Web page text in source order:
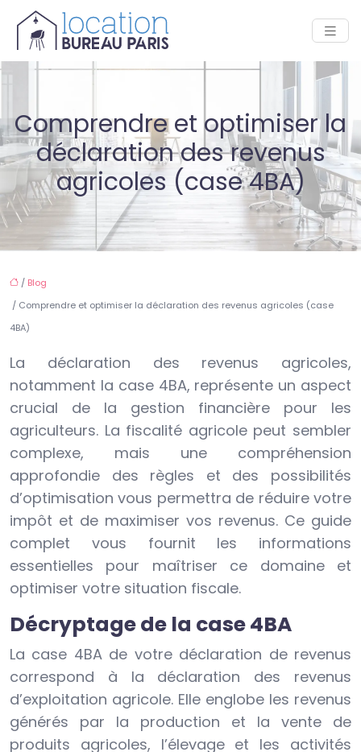
Comprendre et optimiser la
déclaration des revenus
agricoles (case 4BA)
/ Blog
/ Comprendre et optimiser la déclaration des revenus agricoles (case
4BA)
La déclaration des revenus agricoles,
notamment la case 4BA, représente un aspect
crucial de la gestion financière pour les
agriculteurs. La fiscalité agricole peut sembler
complexe, mais une compréhension
approfondie des règles et des possibilités
d’optimisation vous permettra de réduire votre
impôt et de maximiser vos revenus. Ce guide
complet vous fournit les informations
essentielles pour maîtriser ce domaine et
optimiser votre situation fiscale.
Décryptage de la case 4BA
La case 4BA de votre déclaration de revenus
correspond à la déclaration des revenus
d’exploitation agricole. Elle englobe les revenus
générés par la production et la vente de
produits agricoles, l’élevage et les activités